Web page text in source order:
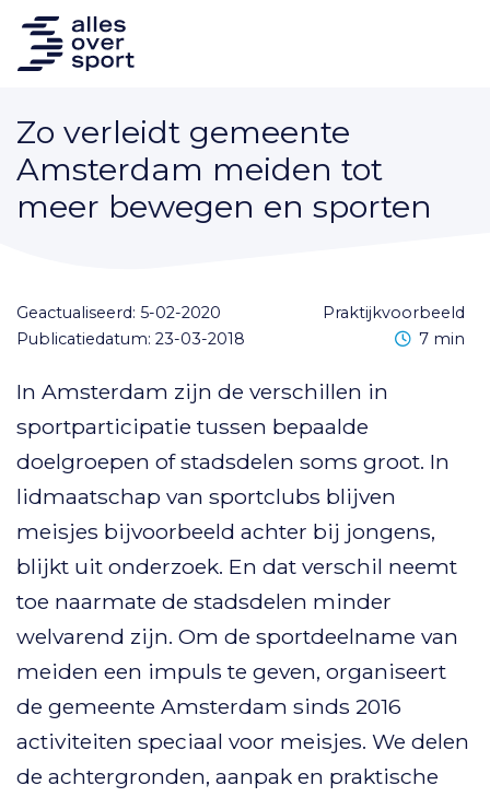
Zo verleidt gemeente
Amsterdam meiden tot
meer bewegen en sporten
praktijkvoorbeeld
Geactualiseerd: 5-02-2020
Publicatiedatum: 23-03-2018
Leestijd
7 min
In Amsterdam zijn de verschillen in
sportparticipatie tussen bepaalde
doelgroepen of stadsdelen soms groot. In
lidmaatschap van sportclubs blijven
meisjes bijvoorbeeld achter bij jongens,
blijkt uit onderzoek. En dat verschil neemt
toe naarmate de stadsdelen minder
welvarend zijn. Om de sportdeelname van
meiden een impuls te geven, organiseert
de gemeente Amsterdam sinds 2016
activiteiten speciaal voor meisjes. We delen
de achtergronden, aanpak en praktische